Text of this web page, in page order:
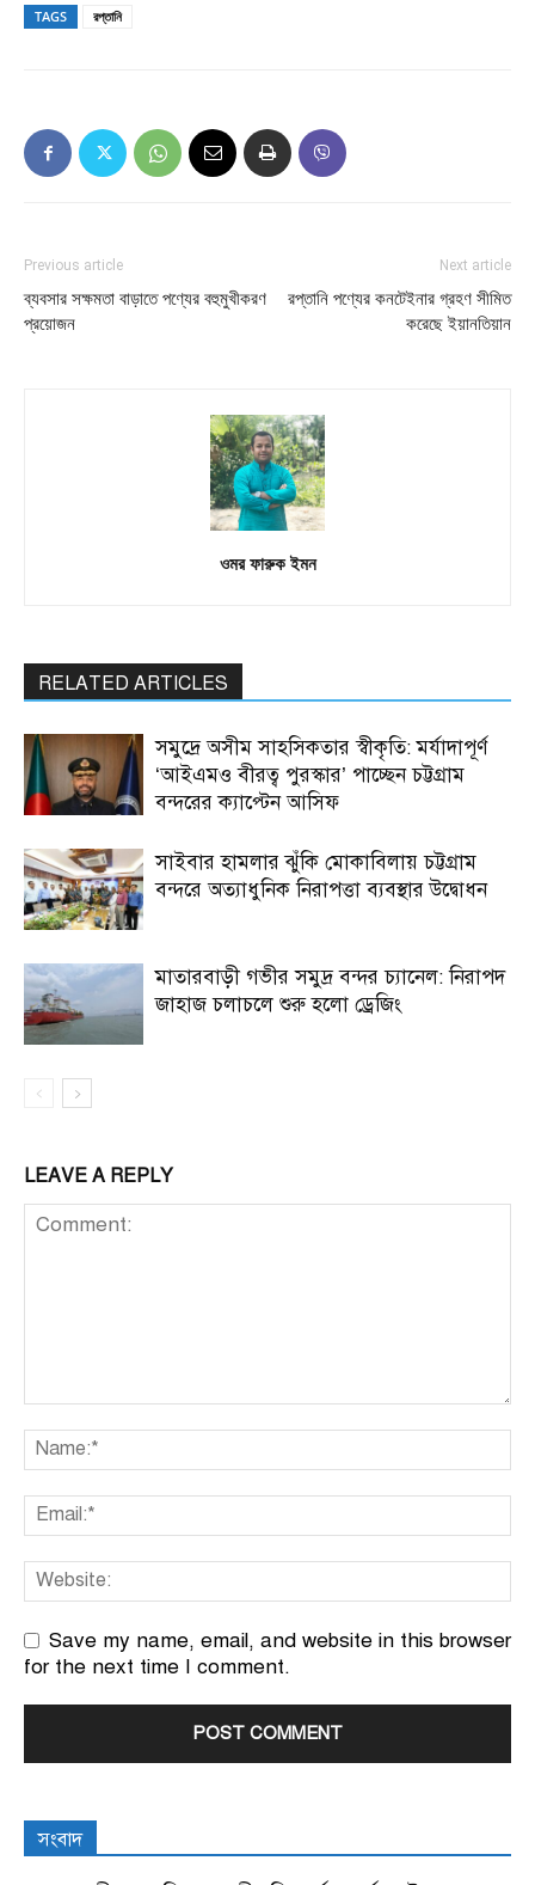
TAGS রপ্তানি
Previous article
ব্যবসার সক্ষমতা বাড়াতে পণ্যের বহুমুখীকরণ
প্রয়োজন
Next article
রপ্তানি পণ্যের কনটেইনার গ্রহণ সীমিত
করেছে ইয়ানতিয়ান
ওমর ফারুক ইমন
RELATED ARTICLES
সমুদ্রে অসীম সাহসিকতার স্বীকৃতি: মর্যাদাপূর্ণ
‘আইএমও বীরত্ব পুরস্কার’ পাচ্ছেন চট্টগ্রাম
বন্দরের ক্যাপ্টেন আসিফ
সাইবার হামলার ঝুঁকি মোকাবিলায় চট্টগ্রাম
বন্দরে অত্যাধুনিক নিরাপত্তা ব্যবস্থার উদ্বোধন
মাতারবাড়ী গভীর সমুদ্র বন্দর চ্যানেল: নিরাপদ
জাহাজ চলাচলে শুরু হলো ড্রেজিং
LEAVE A REPLY
Save my name, email, and website in this browser
for the next time I comment.
সংবাদ